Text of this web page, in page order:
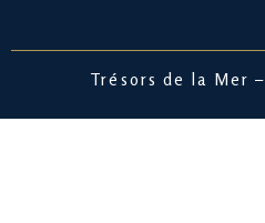
Trésors de la Mer –